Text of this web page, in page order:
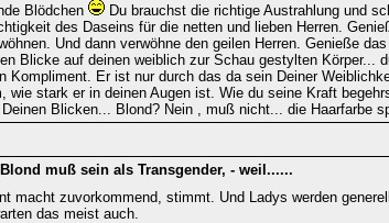
Blödchen
Du brauchst die richtige Austrahlung und
des Daseins für die netten und lieben Herren.
Und dann verwöhne den geilen Herren. Genieße
Blicke auf deinen weiblich zur Schau gestylten Körper...
Kompliment. Er ist nur durch das da sein Deiner
wie stark er in deinen Augen ist. Wie du seine Kraft
Blicken... Blond? Nein , muß nicht... die Haarfarbe
muß sein als Transgender, - weil......
macht zuvorkommend, stimmt. Und Ladys werden
das meist auch.